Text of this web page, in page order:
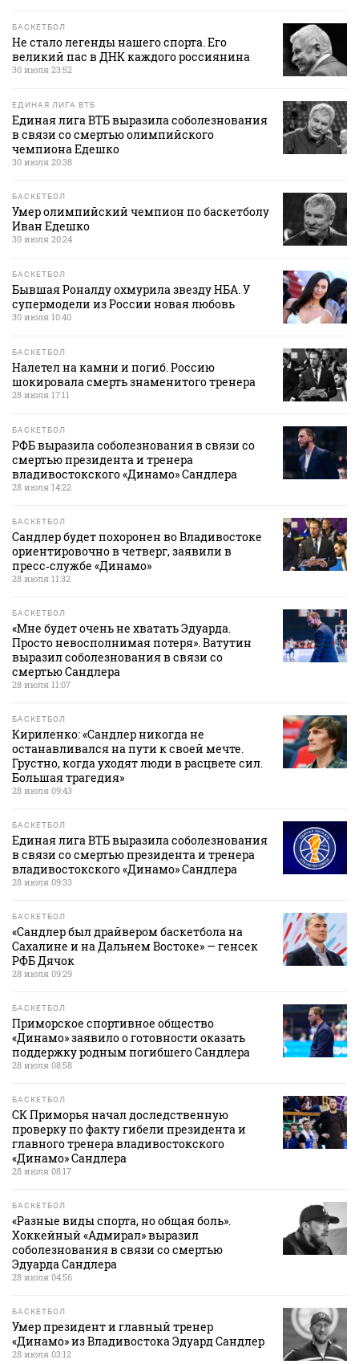
БАСКЕТБОЛ
Не стало легенды нашего спорта. Его
великий пас в ДНК каждого россиянина
30 июля 23:52
ЕДИНАЯ ЛИГА ВТБ
Единая лига ВТБ выразила соболезнования
в связи со смертью олимпийского
чемпиона Едешко
30 июля 20:38
БАСКЕТБОЛ
Умер олимпийский чемпион по баскетболу
Иван Едешко
30 июля 20:24
БАСКЕТБОЛ
Бывшая Роналду охмурила звезду НБА. У
супермодели из России новая любовь
30 июля 10:40
БАСКЕТБОЛ
Налетел на камни и погиб. Россию
шокировала смерть знаменитого тренера
28 июля 17:11
БАСКЕТБОЛ
РФБ выразила соболезнования в связи со
смертью президента и тренера
владивостокского «Динамо» Сандлера
28 июля 14:22
БАСКЕТБОЛ
Сандлер будет похоронен во Владивостоке
ориентировочно в четверг, заявили в
пресс‑службе «Динамо»
28 июля 11:32
БАСКЕТБОЛ
«Мне будет очень не хватать Эдуарда.
Просто невосполнимая потеря». Ватутин
выразил соболезнования в связи со
смертью Сандлера
28 июля 11:07
БАСКЕТБОЛ
Кириленко: «Сандлер никогда не
останавливался на пути к своей мечте.
Грустно, когда уходят люди в расцвете сил.
Большая трагедия»
28 июля 09:43
БАСКЕТБОЛ
Единая лига ВТБ выразила соболезнования
в связи со смертью президента и тренера
владивостокского «Динамо» Сандлера
28 июля 09:33
БАСКЕТБОЛ
«Сандлер был драйвером баскетбола на
Сахалине и на Дальнем Востоке» — генсек
РФБ Дячок
28 июля 09:29
БАСКЕТБОЛ
Приморское спортивное общество
«Динамо» заявило о готовности оказать
поддержку родным погибшего Сандлера
28 июля 08:58
БАСКЕТБОЛ
СК Приморья начал доследственную
проверку по факту гибели президента и
главного тренера владивостокского
«Динамо» Сандлера
28 июля 08:17
БАСКЕТБОЛ
«Разные виды спорта, но общая боль».
Хоккейный «Адмирал» выразил
соболезнования в связи со смертью
Эдуарда Сандлера
28 июля 04:56
БАСКЕТБОЛ
Умер президент и главный тренер
«Динамо» из Владивостока Эдуард Сандлер
28 июля 03:12